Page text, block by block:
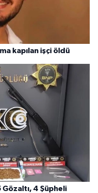
kapılan işçi öldü
4 Şüpheli